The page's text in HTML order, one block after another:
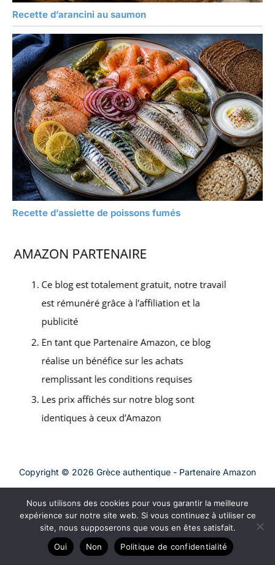
Recette d’arancini au saumon
Recette d’assiette de poissons fumés
Copyright © 2026 Grèce authentique - Partenaire Amazon
Contact
Plan du site
Mentions légales
Politique de confidentialité
Nous utilisons des cookies pour vous garantir la meilleure
expérience sur notre site web. Si vous continuez à utiliser ce
site, nous supposerons que vous en êtes satisfait.
Oui
Non Politique de confidentialité